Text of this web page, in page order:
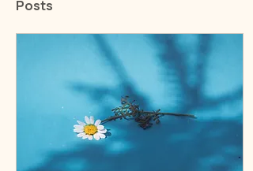
Posts